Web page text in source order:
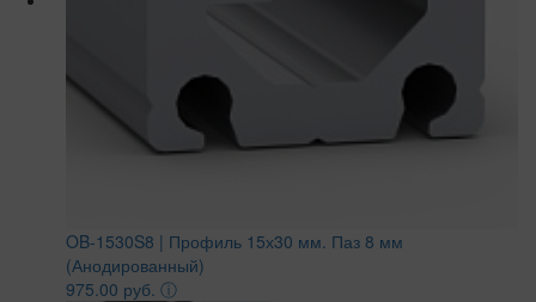
OB-1530S8 | Профиль 15х30 мм. Паз 8 мм
(Анодированный)
975.00 руб. ⓘ